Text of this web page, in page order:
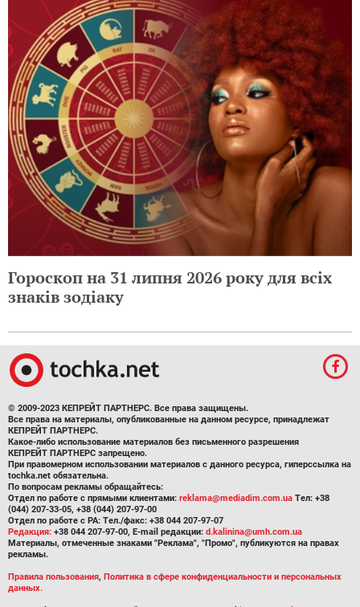
Гороскоп на 31 липня 2026 року для всіх
знаків зодіаку
© 2009-2023 КЕПРЕЙТ ПАРТНЕРС. Все права защищены.
Все права на материалы, опубликованные на данном ресурсе, принадлежат
КЕПРЕЙТ ПАРТНЕРС.
Какое-либо использование материалов без письменного разрешения
КЕПРЕЙТ ПАРТНЕРС запрещено.
При правомерном использовании материалов с данного ресурса, гиперссылка на
tochka.net обязательна.
По вопросам рекламы обращайтесь:
Отдел по работе с прямыми клиентами: reklama@mediadim.com.ua Тел: +38
(044) 207-33-05, +38 (044) 207-97-00
Отдел по работе с РА: Тел./факс: +38 044 207-97-07
Редакция: +38 044 207-97-00, E-mail редакции: d.kalinina@umh.com.ua
Материалы, отмеченные знаками "Реклама", "Промо", публикуются на правах
рекламы.
Правила пользования, Политика в сфере конфиденциальности и персональных
данных.